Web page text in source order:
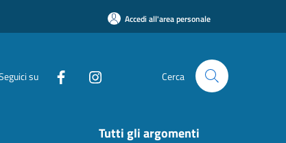
Accedi all'area personale
su Cerca
Tutti gli argomenti